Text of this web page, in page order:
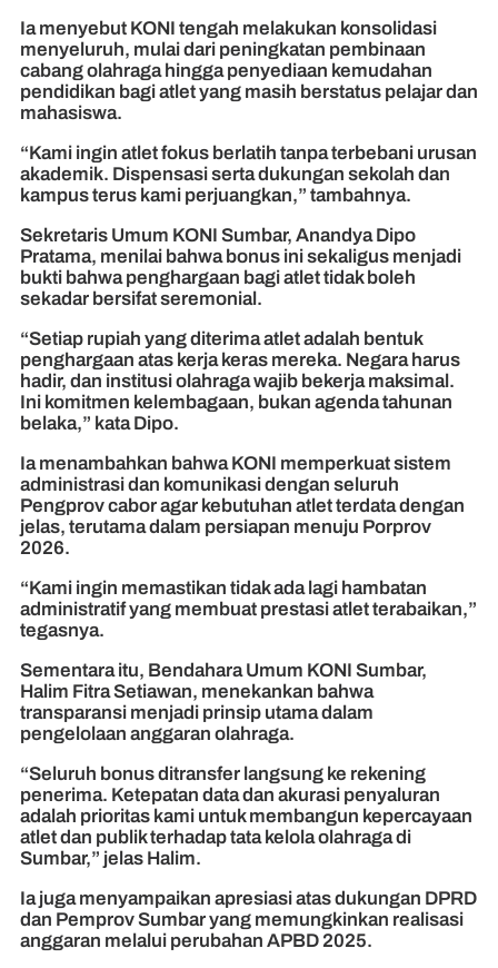
Ia menyebut KONI tengah melakukan konsolidasi
menyeluruh, mulai dari peningkatan pembinaan
cabang olahraga hingga penyediaan kemudahan
pendidikan bagi atlet yang masih berstatus pelajar dan
mahasiswa.
“Kami ingin atlet fokus berlatih tanpa terbebani urusan
akademik. Dispensasi serta dukungan sekolah dan
kampus terus kami perjuangkan,” tambahnya.
Sekretaris Umum KONI Sumbar, Anandya Dipo
Pratama, menilai bahwa bonus ini sekaligus menjadi
bukti bahwa penghargaan bagi atlet tidak boleh
sekadar bersifat seremonial.
“Setiap rupiah yang diterima atlet adalah bentuk
penghargaan atas kerja keras mereka. Negara harus
hadir, dan institusi olahraga wajib bekerja maksimal.
Ini komitmen kelembagaan, bukan agenda tahunan
belaka,” kata Dipo.
Ia menambahkan bahwa KONI memperkuat sistem
administrasi dan komunikasi dengan seluruh
Pengprov cabor agar kebutuhan atlet terdata dengan
jelas, terutama dalam persiapan menuju Porprov
2026.
“Kami ingin memastikan tidak ada lagi hambatan
administratif yang membuat prestasi atlet terabaikan,”
tegasnya.
Sementara itu, Bendahara Umum KONI Sumbar,
Halim Fitra Setiawan, menekankan bahwa
transparansi menjadi prinsip utama dalam
pengelolaan anggaran olahraga.
“Seluruh bonus ditransfer langsung ke rekening
penerima. Ketepatan data dan akurasi penyaluran
adalah prioritas kami untuk membangun kepercayaan
atlet dan publik terhadap tata kelola olahraga di
Sumbar,” jelas Halim.
Ia juga menyampaikan apresiasi atas dukungan DPRD
dan Pemprov Sumbar yang memungkinkan realisasi
anggaran melalui perubahan APBD 2025.